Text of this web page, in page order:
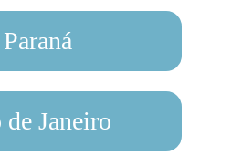
Paraná
Janeiro